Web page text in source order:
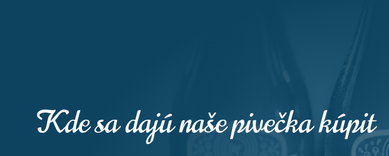
Kde sa dajú naše pivečka kúpit